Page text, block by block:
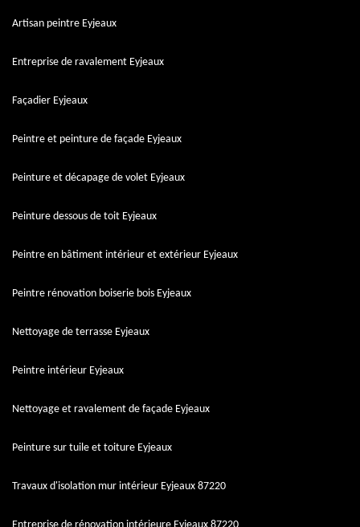
Artisan peintre Eyjeaux
Entreprise de ravalement Eyjeaux
Façadier Eyjeaux
Peintre et peinture de façade Eyjeaux
Peinture et décapage de volet Eyjeaux
Peinture dessous de toit Eyjeaux
Peintre en bâtiment intérieur et extérieur Eyjeaux
Peintre rénovation boiserie bois Eyjeaux
Nettoyage de terrasse Eyjeaux
Peintre intérieur Eyjeaux
Nettoyage et ravalement de façade Eyjeaux
Peinture sur tuile et toiture Eyjeaux
Travaux d'isolation mur intérieur Eyjeaux 87220